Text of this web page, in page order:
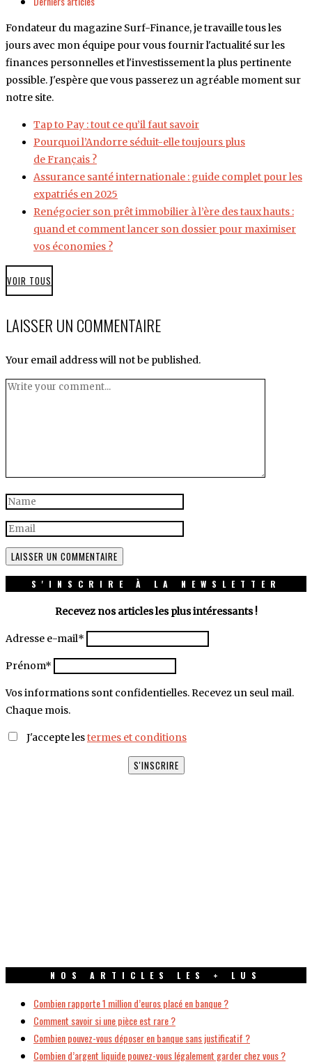
Fondateur du magazine Surf-Finance, je travaille tous les
jours avec mon équipe pour vous fournir l'actualité sur les
finances personnelles et l'investissement la plus pertinente
possible. J'espère que vous passerez un agréable moment sur
notre site.
Tap to Pay : tout ce qu’il faut savoir
Pourquoi l’Andorre séduit-elle toujours plus
de Français ?
Assurance santé internationale : guide complet pour les
expatriés en 2025
Renégocier son prêt immobilier à l’ère des taux hauts :
quand et comment lancer son dossier pour maximiser
vos économies ?
VOIR TOUS
LAISSER UN COMMENTAIRE
Your email address will not be published.
S'INSCRIRE À LA NEWSLETTER
Recevez nos articles les plus intéressants !
Adresse e-mail*
Prénom*
Vos informations sont confidentielles. Recevez un seul mail.
Chaque mois.
J'accepte lestermes et conditions
NOS ARTICLES LES + LUS
Combien rapporte 1 million d’euros placé en banque ?
Comment savoir si une pièce est rare ?
Combien pouvez-vous déposer en banque sans justificatif ?
Combien d’argent liquide pouvez-vous légalement garder chez vous ?